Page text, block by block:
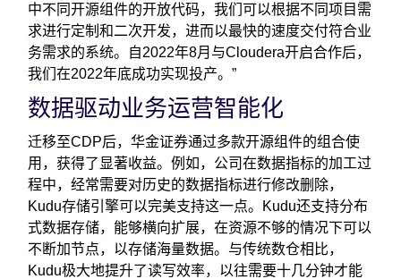
中不同开源组件的开放代码，我们可以根据不同项目需
求进行定制和二次开发，进而以最快的速度交付符合业
务需求的系统。自2022年8月与Cloudera开启合作后，
我们在2022年底成功实现投产。”
数据驱动业务运营智能化
迁移至CDP后，华金证券通过多款开源组件的组合使
用，获得了显著收益。例如，公司在数据指标的加工过
程中，经常需要对历史的数据指标进行修改删除，
Kudu存储引擎可以完美支持这一点。Kudu还支持分布
式数据存储，能够横向扩展，在资源不够的情况下可以
不断加节点，以存储海量数据。与传统数仓相比，
Kudu极大地提升了读写效率，以往需要十几分钟才能